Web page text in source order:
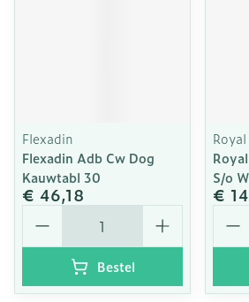
Flexadin
Flexadin Adb Cw Dog
Kauwtabl 30
€ 46,18
Aantal
Bestel
S/o
€